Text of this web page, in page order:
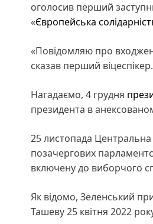
оголосив перший
«Європейська
«Повідомляю про
сказав перший віцеспікер.
Нагадаємо, 4 грудня
президента в
25 листопада Центральна
позачергових
включену до виборчого
Як відомо, Зеленський
Ташеву 25 квітня 2022